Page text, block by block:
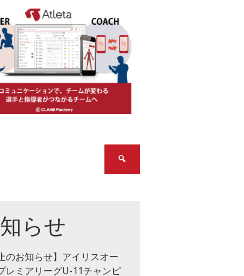
らせ
のお知らせ】アイリスオー
レミアリーグU-11チャンピ